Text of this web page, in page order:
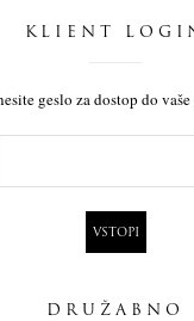
KLIENT
geslo za dostop do
DRUŽABNO